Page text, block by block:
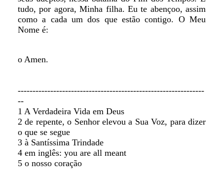
tudo, por agora, Minha filha. Eu te abençoo, assim
como a cada um dos que estão contigo. O Meu
Nome é:
o Amen.
---------------------------------------------------------------
--
1 A Verdadeira Vida em Deus
2 de repente, o Senhor elevou a Sua Voz, para dizer
o que se segue
3 à Santíssima Trindade
4 em inglês: you are all meant
5 o nosso coração